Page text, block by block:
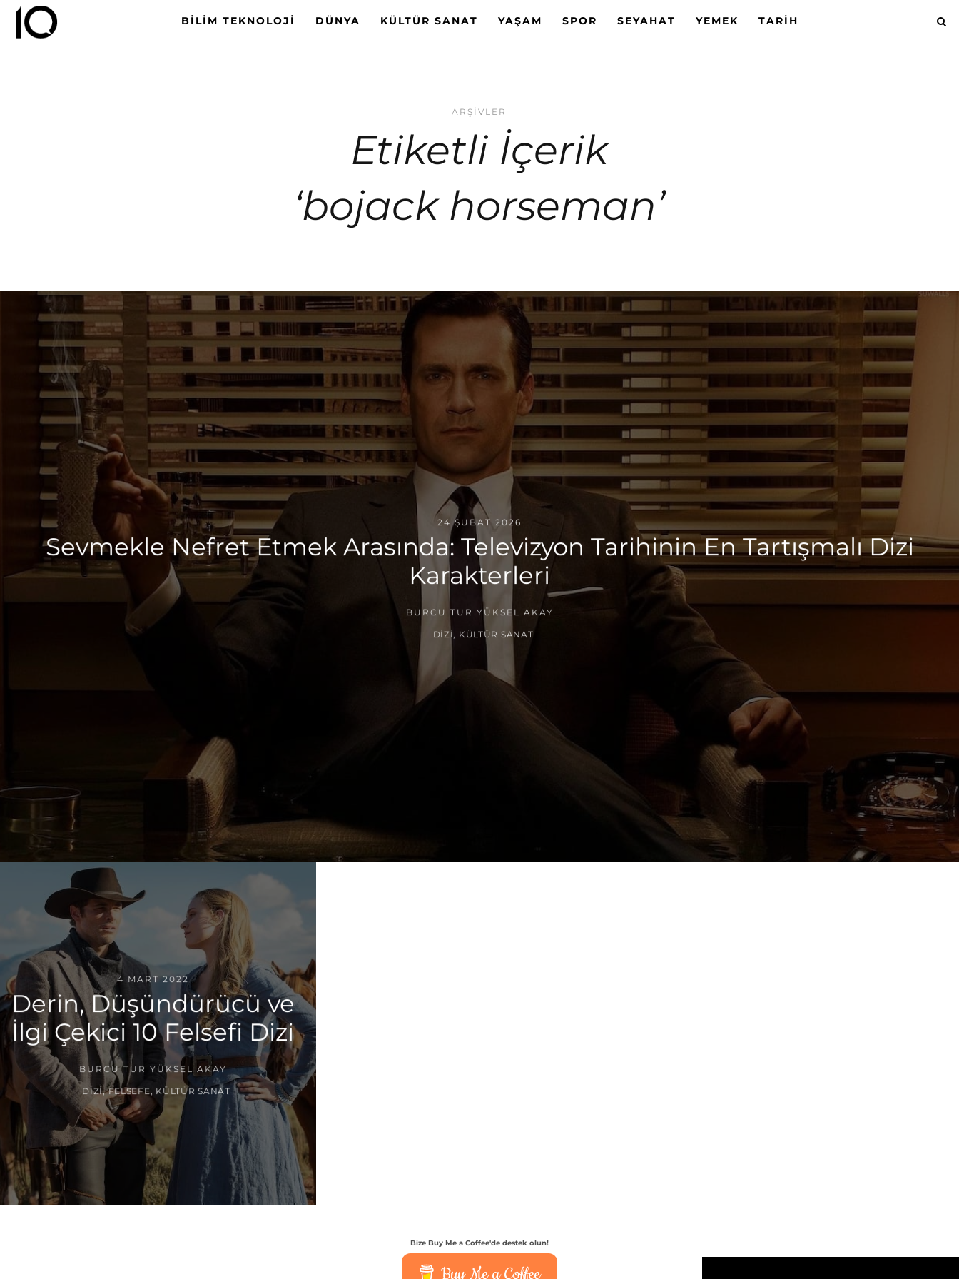
BILIM TEKNOLOJI DÜNYA KÜLTÜR SANAT YAŞAM SPOR SEYAHAT YEMEK TARIH
ARŞIVLER
Etiketli İçerik
‘bojack horseman’
24 ŞUBAT 2026
Sevmekle Nefret Etmek Arasında: Televizyon Tarihinin En Tartışmalı Dizi
Karakterleri
BURCU TUR YÜKSEL AKAY
DIZI, KÜLTÜR SANAT
4 MART 2022
Derin, Düşündürücü ve
İlgi Çekici 10 Felsefi Dizi
BURCU TUR YÜKSEL AKAY
DIZI,FELSEFE KÜLTÜR SANAT
Bize Buy Me a Coffee'de destek olun!
Buy Me a Coffee